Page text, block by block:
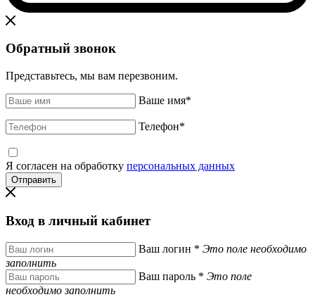
Обратный звонок
Представьтесь, мы вам перезвоним.
Ваше имя*
Телефон*
Я согласен на обработку персональных данных
Вход в личный кабинет
Ваш логин * Это поле необходимо
заполнить
Ваш пароль * Это поле
необходимо заполнить